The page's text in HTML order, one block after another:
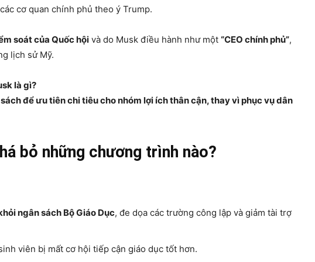
cơ quan chính phủ theo ý Trump.
soát của Quốc hội và do Musk điều hành như một “CEO chính phủ”,
lịch sử Mỹ.
là gì?
để ưu tiên chi tiêu cho nhóm lợi ích thân cận, thay vì phục vụ dân
bỏ những chương trình nào?
ngân sách Bộ Giáo Dục, đe dọa các trường công lập và giảm tài trợ
viên bị mất cơ hội tiếp cận giáo dục tốt hơn.